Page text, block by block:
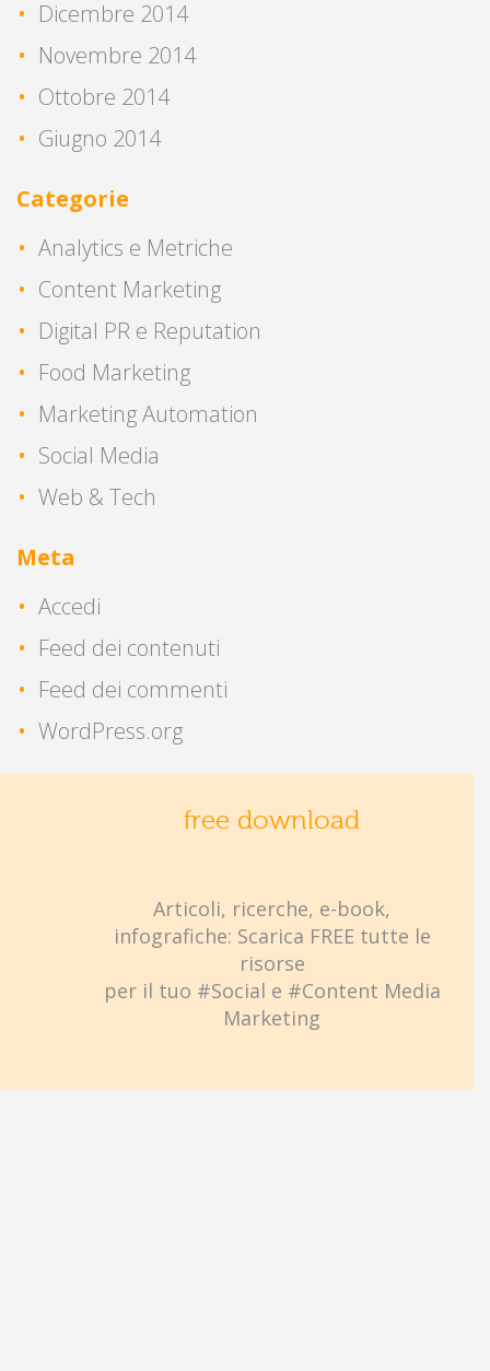
Dicembre 2014
Novembre 2014
Ottobre 2014
Giugno 2014
Categorie
Analytics e Metriche
Content Marketing
Digital PR e Reputation
Food Marketing
Marketing Automation
Social Media
Web & Tech
Meta
Accedi
Feed dei contenuti
Feed dei commenti
WordPress.org
free download
Articoli, ricerche, e-book,
infografiche: Scarica FREE tutte le
risorse
per il tuo #Social e #Content Media
Marketing